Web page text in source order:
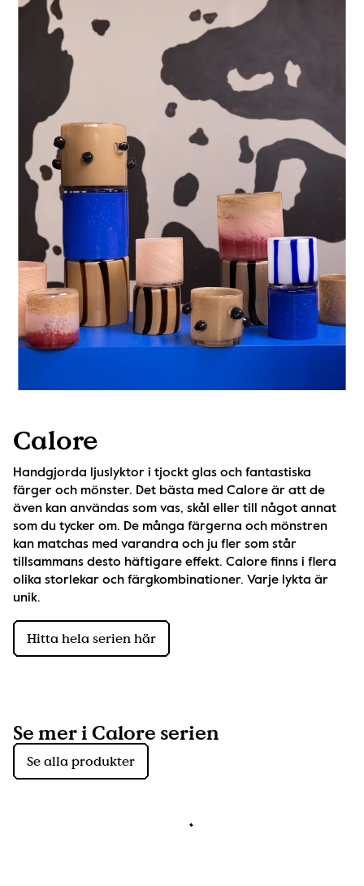
Calore
Handgjorda ljuslyktor i tjockt glas och fantastiska
färger och mönster. Det bästa med Calore är att de
även kan användas som vas, skål eller till något annat
som du tycker om. De många färgerna och mönstren
kan matchas med varandra och ju fler som står
tillsammans desto häftigare effekt. Calore finns i flera
olika storlekar och färgkombinationer. Varje lykta är
unik.
Hitta hela serien här
Se mer i Calore serien
Se alla produkter